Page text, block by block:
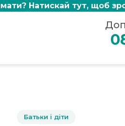
Натискай тут, щоб
Батьки і діти